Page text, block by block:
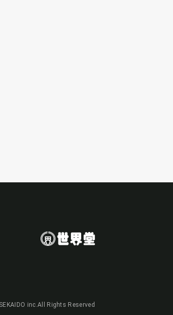
inc.All Rights Reserved